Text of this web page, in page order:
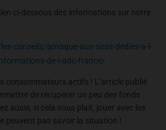
ci-dessous des informations sur notre
conseils/arnaque-aux-sites-dedies-a-l-
de-l-adc-france/
consommateurs actifs ! L’article publié
de récupérer un peu des fonds
aussi, si cela vous plait, jouer avec les
peuvent pas savoir la situation !